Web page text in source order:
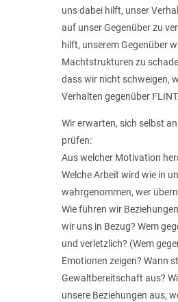
uns dabei hilft, unser
auf unser Gegenüber zu
hilft, unserem Gegenüber
Machtstrukturen zu
dass wir nicht schweigen,
Verhalten gegenüber
Wir erwarten, sich selbst
prüfen:
Aus welcher Motivation
Welche Arbeit wird wie in
wahrgenommen, wer
Wie führen wir
wir uns in Bezug? Wem
und verletzlich? (Wem
Emotionen zeigen? Wann
Gewaltbereitschaft aus?
unsere Beziehungen aus,